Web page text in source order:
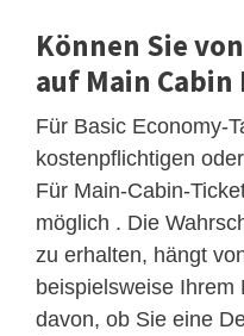
Können Sie
auf Main
Für Basic Economy-
kostenpflichtigen
Für Main-Cabin-
möglich . Die
zu erhalten, hängt
beispielsweise Ihrem
davon, ob Sie eine